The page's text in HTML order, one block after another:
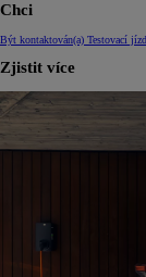
Chci
Být kontaktován(a) Testovací
Zjistit více